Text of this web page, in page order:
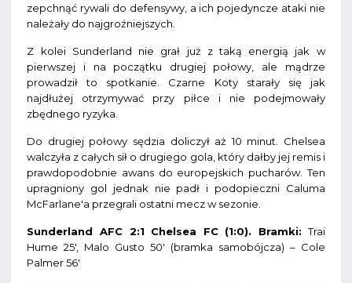
zepchnąć rywali do defensywy, a ich pojedyncze ataki nie
należały do najgroźniejszych.
Z kolei Sunderland nie grał już z taką energią jak w
pierwszej i na początku drugiej połowy, ale mądrze
prowadził to spotkanie. Czarne Koty starały się jak
najdłużej otrzymywać przy piłce i nie podejmowały
zbędnego ryzyka.
Do drugiej połowy sędzia doliczył aż 10 minut. Chelsea
walczyła z całych sił o drugiego gola, który dałby jej remis i
prawdopodobnie awans do europejskich pucharów. Ten
upragniony gol jednak nie padł i podopieczni Caluma
McFarlane'a przegrali ostatni mecz w sezonie.
Sunderland AFC 2:1 Chelsea FC (1:0). Bramki: Trai
Hume 25', Malo Gusto 50' (bramka samobójcza) – Cole
Palmer 56'